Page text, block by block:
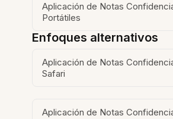
Aplicación de Notas
Portátiles
Enfoques alternativos
Aplicación de Notas
Safari
Aplicación de Notas